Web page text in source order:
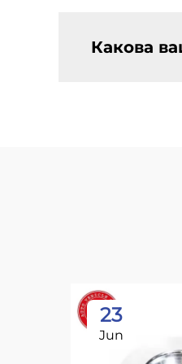
Какова
23
Jun